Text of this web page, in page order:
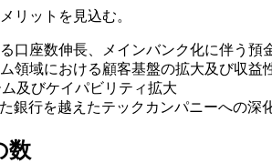
リットを見込む。
口座数伸長、メインバンク化に伴う預
領域における顧客基盤の拡大及び収益
ム及びケイパビリティ拡大
銀行を越えたテックカンパニーへの深
数